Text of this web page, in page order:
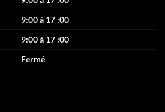
9:00 à 17 :00
9:00 à 17 :00
Fermé